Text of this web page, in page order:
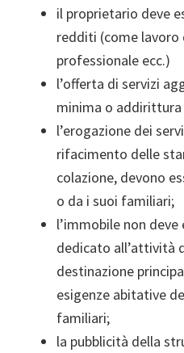
il proprietario deve
redditi (come
professionale ecc.)
l’offerta di servizi
minima o addirittura
l’erogazione dei
rifacimento delle
colazione, devono
o da i suoi familiari;
l’immobile non
dedicato all’attività
destinazione
esigenze abitative
familiari;
la pubblicità della